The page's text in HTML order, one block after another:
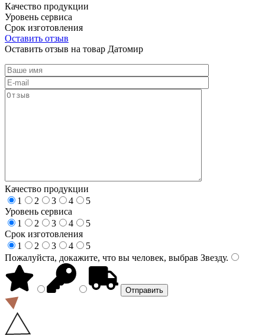
Качество продукции
Уровень сервиса
Срок изготовления
Оставить отзыв
Оставить отзыв на товар Датомир
Качество продукции
1
2 3 4
5
Уровень сервиса
1
2 3 4
5
Срок изготовления
1
2 3 4
5
Пожалуйста, докажите, что вы человек, выбрав Звезду.